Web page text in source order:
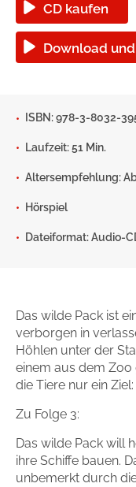
Man
Gib dem
Zum
Autorinnen und
CD kaufen
Download
ISBN: 978-3-8032-
Laufzeit: 51 Min.
Altersempfehlung:
Hörspiel
Dateiformat: Audio-
Das wilde Pack ist
verborgen in
Höhlen unter der
einem aus dem
die Tiere nur ein
Zu Folge 3:
Das wilde Pack will
ihre Schiffe bauen.
unbemerkt durch